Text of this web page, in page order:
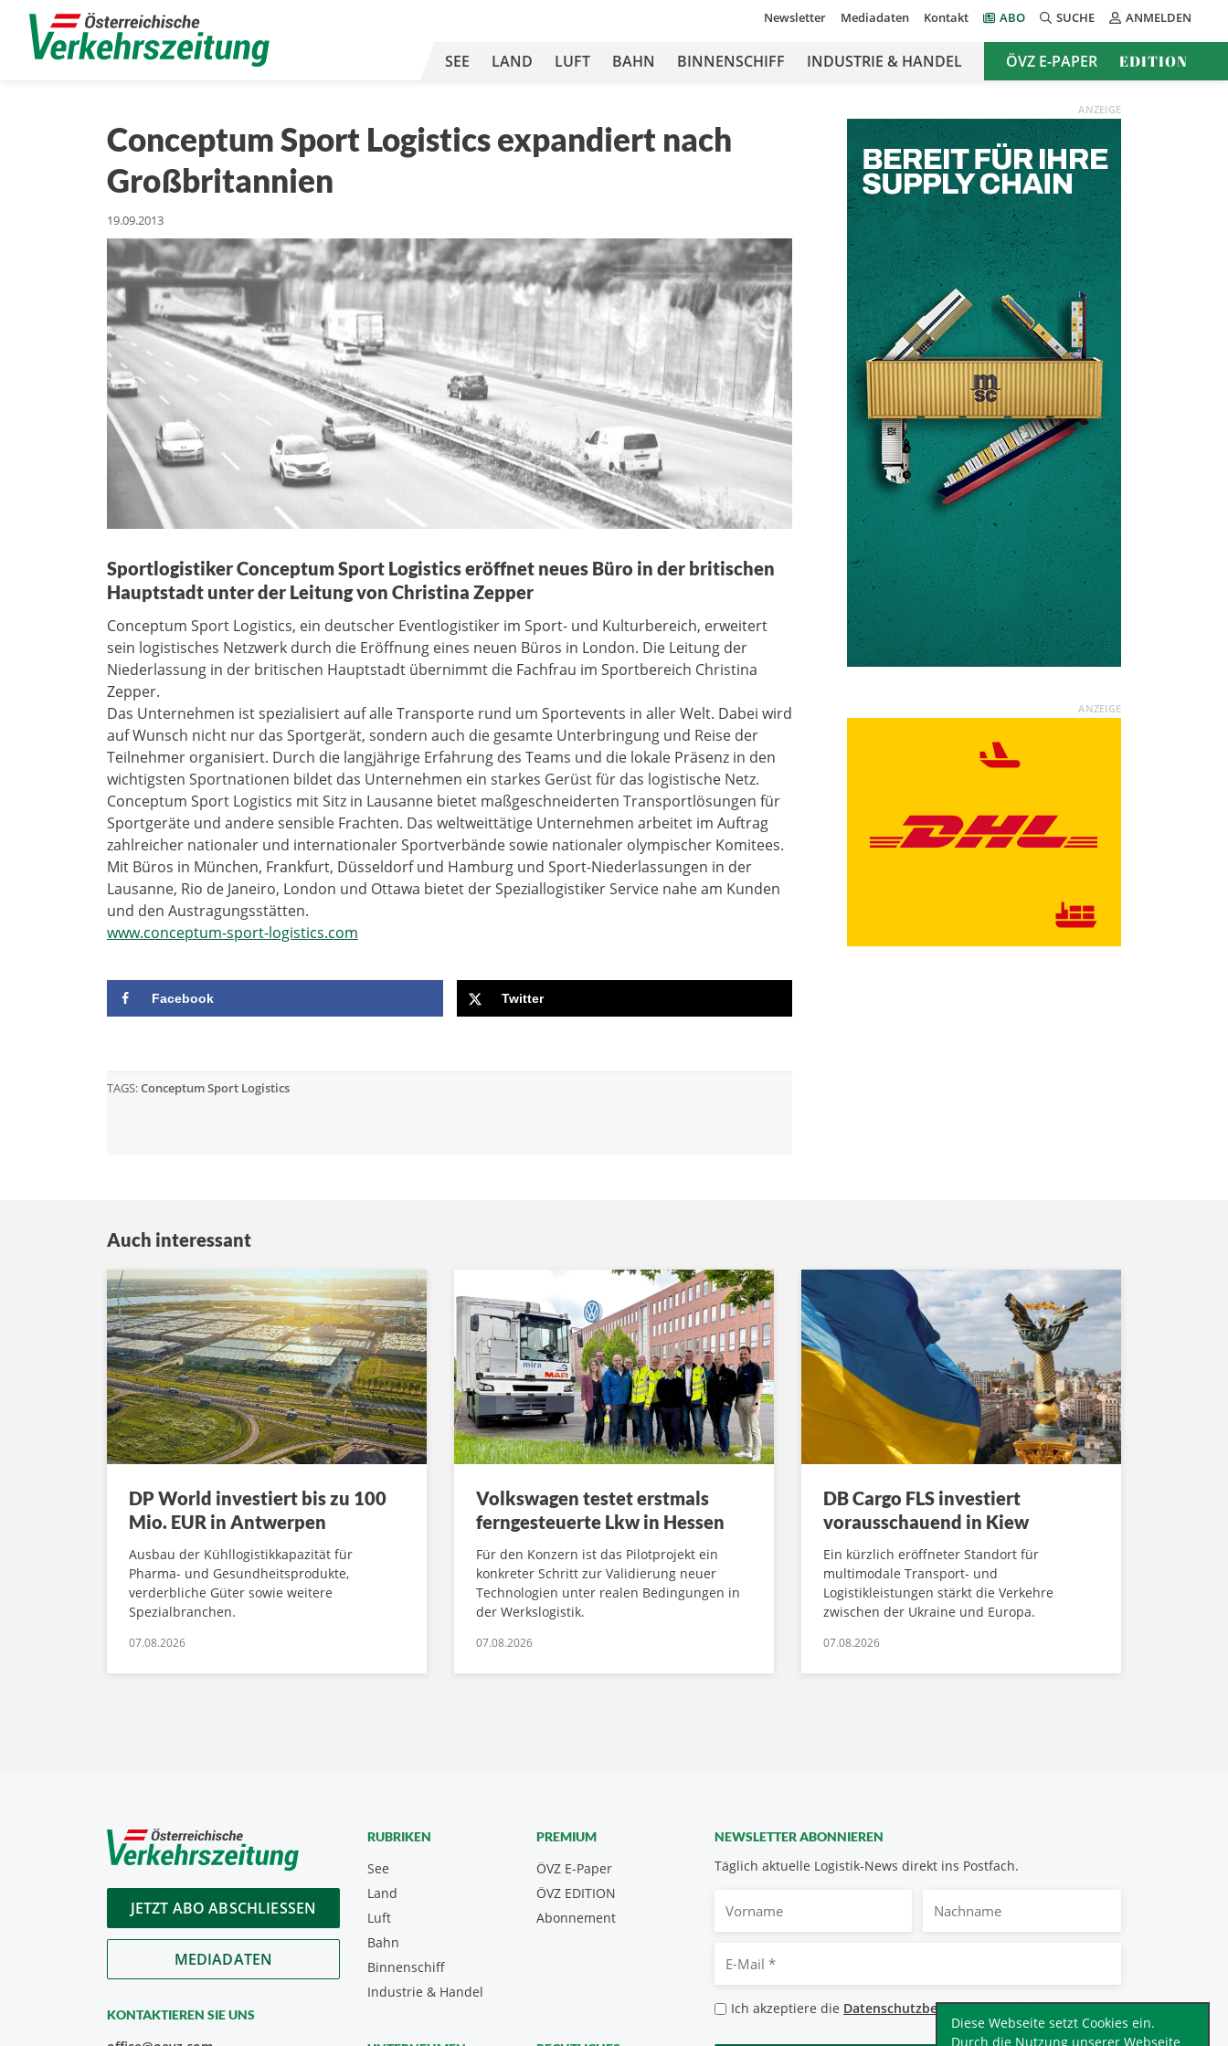
Diese Webseite setzt Cookies ein.
Durch die Nutzung unserer Webseite
Newsletter Mediadaten Kontakt ABO SUCHE ANMELDEN
SEE LAND LUFT BAHN BINNENSCHIFF INDUSTRIE & HANDEL ÖVZ E-PAPER EDITION
Conceptum Sport Logistics expandiert nach
Großbritannien
19.09.2013
Sportlogistiker Conceptum Sport Logistics eröffnet neues Büro in der britischen
Hauptstadt unter der Leitung von Christina Zepper
Conceptum Sport Logistics, ein deutscher Eventlogistiker im Sport- und Kulturbereich, erweitert
sein logistisches Netzwerk durch die Eröffnung eines neuen Büros in London. Die Leitung der
Niederlassung in der britischen Hauptstadt übernimmt die Fachfrau im Sportbereich Christina
Zepper.
Das Unternehmen ist spezialisiert auf alle Transporte rund um Sportevents in aller Welt. Dabei wird
auf Wunsch nicht nur das Sportgerät, sondern auch die gesamte Unterbringung und Reise der
Teilnehmer organisiert. Durch die langjährige Erfahrung des Teams und die lokale Präsenz in den
wichtigsten Sportnationen bildet das Unternehmen ein starkes Gerüst für das logistische Netz.
Conceptum Sport Logistics mit Sitz in Lausanne bietet maßgeschneiderten Transportlösungen für
Sportgeräte und andere sensible Frachten. Das weltweittätige Unternehmen arbeitet im Auftrag
zahlreicher nationaler und internationaler Sportverbände sowie nationaler olympischer Komitees.
Mit Büros in München, Frankfurt, Düsseldorf und Hamburg und Sport-Niederlassungen in der
Lausanne, Rio de Janeiro, London und Ottawa bietet der Speziallogistiker Service nahe am Kunden
und den Austragungsstätten.
www.conceptum-sport-logistics.com
Facebook Twitter
TAGS:Conceptum Sport Logistics
ANZEIGE
ANZEIGE
Auch interessant
DP World investiert bis zu 100
Mio. EUR in Antwerpen
Ausbau der Kühllogistikkapazität für
Pharma- und Gesundheitsprodukte,
verderbliche Güter sowie weitere
Spezialbranchen.
07.08.2026
Volkswagen testet erstmals
ferngesteuerte Lkw in Hessen
Für den Konzern ist das Pilotprojekt ein
konkreter Schritt zur Validierung neuer
Technologien unter realen Bedingungen in
der Werkslogistik.
07.08.2026
DB Cargo FLS investiert
vorausschauend in Kiew
Ein kürzlich eröffneter Standort für
multimodale Transport- und
Logistikleistungen stärkt die Verkehre
zwischen der Ukraine und Europa.
07.08.2026
JETZT ABO ABSCHLIESSEN
MEDIADATEN
KONTAKTIEREN SIE UNS
NEWSLETTER ABONNIEREN
Täglich aktuelle Logistik-News direkt ins Postfach.
Mail
Datenschutzbestimmungen
Ich akzeptiere die Datenschutzbestimmungen.*
CAPTCHA
RUBRIKEN
See
Land
Luft
Bahn
Binnenschiff
Industrie & Handel
PREMIUM
ÖVZ E-Paper
Abonnement
ÖVZ EDITION